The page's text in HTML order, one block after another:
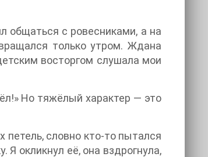
общаться с ровесниками, а на
только утром. Ждана
восторгом слушала мои
Но тяжёлый характер — это
словно кто-то пытался
окликнул её, она вздрогнула,